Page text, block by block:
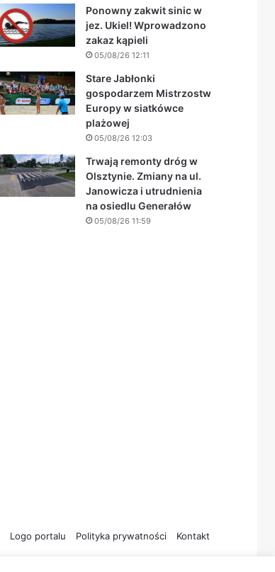
Ponowny zakwit sinic w
jez. Ukiel! Wprowadzono
zakaz kąpieli
05/08/26 12:11
Stare Jabłonki
gospodarzem Mistrzostw
Europy w siatkówce
plażowej
05/08/26 12:03
Trwają remonty dróg w
Olsztynie. Zmiany na ul.
Janowicza i utrudnienia
na osiedlu Generałów
05/08/26 11:59
Logo portalu Polityka prywatności Kontakt